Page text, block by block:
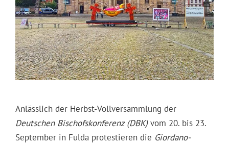
Anlässlich der Herbst-Vollversammlung der
Deutschen Bischofskonferenz (DBK)vom 20. bis 23.
September in Fulda protestieren die Giordano-